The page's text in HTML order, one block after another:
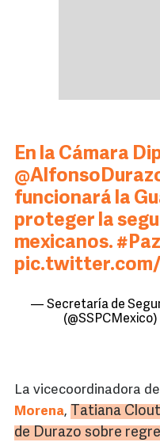
En la Cámara
funcionará la
proteger la
mexicanos.
— Secretaría de
(@SSPCMexico)
La vicecoordinadora
Morena, Tatiana
de Durazo sobre